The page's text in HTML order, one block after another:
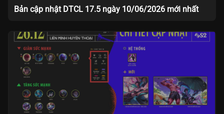
Bản cập nhật DTCL 17.5 ngày 10/06/2026 mới nhất